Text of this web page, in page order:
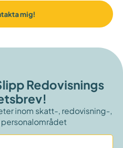
mig!
Redovisnings
inom skatt-, redovisning-,